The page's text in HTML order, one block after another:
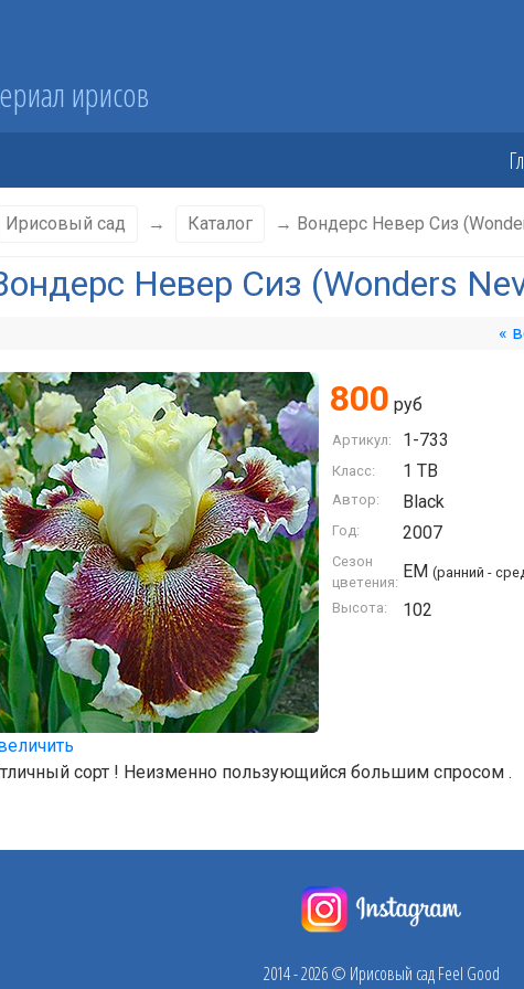
ирисов
Ирисовый сад → Каталог → Вондерс Невер Сиз
Невер Сиз (Wonders
«
800 руб
Артикул: 1-733
Класс: 1 TB
Автор: Black
Год: 2007
Сезон
цветения:
EM (ранний -
Высота: 102
сорт ! Неизменно пользующийся большим спросом .
2014 - 2026 © Ирисовый сад Feel Good